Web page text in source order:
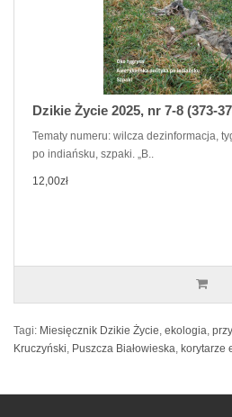
Dzikie Życie 2025, nr 7-8 (373-
Tematy numeru: wilcza dezinformacja,
po indiańsku, szpaki. „B..
12,00zł
Tagi: Miesięcznik Dzikie Życie, ekologia,
Kruczyński, Puszcza Białowieska, korytarze